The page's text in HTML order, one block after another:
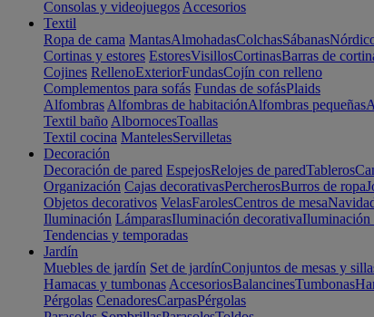
Consolas y videojuegos Accesorios
Textil
Ropa de cama MantasAlmohadasColchasSábanas
Cortinas y estores EstoresVisillosCortinasBarras de
Cojines RellenoExteriorFundasCojín con relleno
Complementos para sofás Fundas de sofásPlaids
Alfombras Alfombras de habitaciónAlfombras pequeñas
Textil baño AlbornocesToallas
Textil cocina MantelesServilletas
Decoración
Decoración de pared EspejosRelojes de paredTableros
Organización Cajas decorativasPercherosBurros de ropa
Objetos decorativos VelasFarolesCentros de mesa
Iluminación LámparasIluminación decorativaIluminación
Tendencias y temporadas
Jardín
Muebles de jardín Set de jardínConjuntos de mesas y
Hamacas y tumbonas AccesoriosBalancinesTumbonas
Pérgolas CenadoresCarpasPérgolas